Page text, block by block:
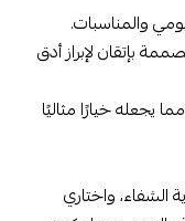
والمناسبات.
بإتقان لإبراز أدق
يجعله خيارًا مثاليًا
الشفاء، واختاري